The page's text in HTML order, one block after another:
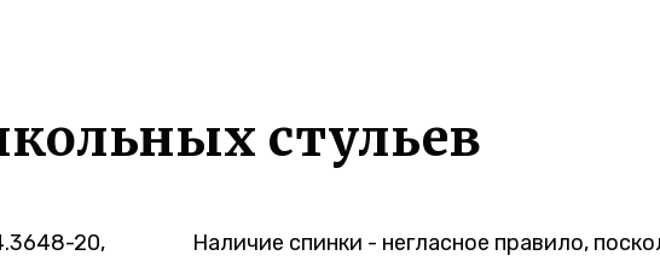
стульев
20,
Наличие спинки - негласное правило,